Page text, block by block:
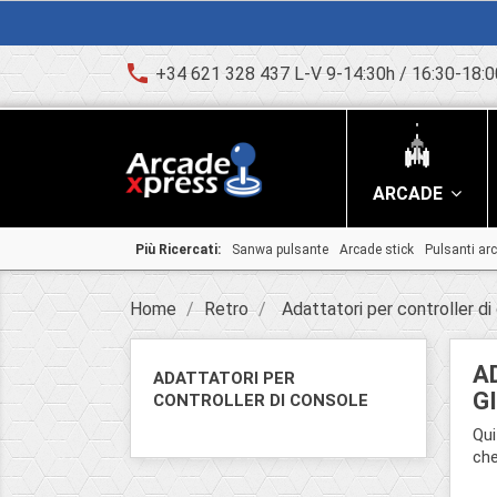
phone +34 621 328 437 L-V 9-14:30h / 16:30-
ARCADE
Più Ricercati: Sanwa pulsante Arcade stick Pulsanti
Home Retro Adattatori per controller di
ADATTATORI PER
CONTROLLER DI CONSOLE